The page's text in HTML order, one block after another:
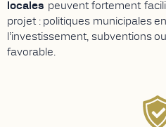
locales peuvent fortement
projet : politiques municipales
l’investissement, subventions
favorable.